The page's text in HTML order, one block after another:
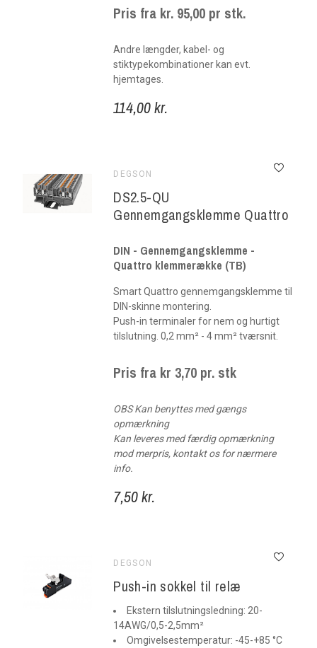
114,00 kr.
Pris fra kr. 95,00 pr stk.
Andre længder, kabel- og
stiktypekombinationer kan evt.
hjemtages.
DEGSON
DS2.5-QU
Gennemgangsklemme Quattro
7,50 kr.
DIN - Gennemgangsklemme -
Quattro klemmerække (TB)
Smart Quattro gennemgangsklemme til
DIN-skinne montering.
Push-in terminaler for nem og hurtigt
tilslutning. 0,2 mm² - 4 mm² tværsnit.
Pris fra kr 3,70 pr. stk
OBS Kan benyttes med gængs
opmærkning
Kan leveres med færdig opmærkning
mod merpris, kontakt os for nærmere
info.
DEGSON
Push-in sokkel til relæ
Ekstern tilslutningsledning: 20-
14AWG/0,5-2,5mm²
Omgivelsestemperatur: -45-+85 °C